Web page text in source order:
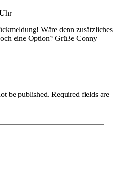
Wäre denn zusätzliches
eine Option? Grüße Conny
be published. Required fields are